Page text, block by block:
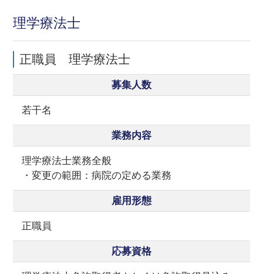
理学療法士
正職員 理学療法士
募集人数
若干名
業務内容
理学療法士業務全般
・変更の範囲：病院の定める業務
雇用形態
正職員
応募資格